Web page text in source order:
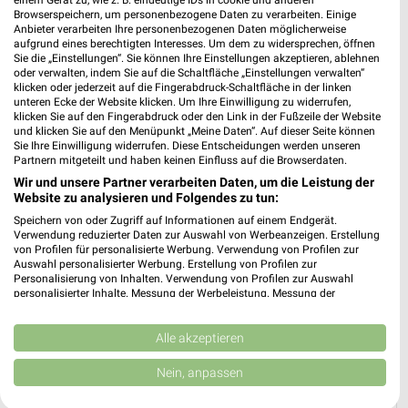
Lidl Prospekt für Burglengenfeld ab Mo.
den 03.08.
Gültig von 03. Aug. bis 08. Aug.
📅 Kalendereintrag erstellen
ANGEBOTE AB DONNERSTAG CLEVER SPAREN KINDERMODE &
Browserspeichern, um personenbezogene Daten zu verarbeiten. Einige
Anbieter verarbeiten Ihre personenbezogenen Daten möglicherweise
aufgrund eines berechtigten Interesses. Um dem zu widersprechen, öffnen
Sie die „Einstellungen“. Sie können Ihre Einstellungen akzeptieren, ablehnen
oder verwalten, indem Sie auf die Schaltfläche „Einstellungen verwalten“
klicken oder jederzeit auf die Fingerabdruck-Schaltfläche in der linken
unteren Ecke der Website klicken. Um Ihre Einwilligung zu widerrufen,
klicken Sie auf den Fingerabdruck oder den Link in der Fußzeile der Website
und klicken Sie auf den Menüpunkt „Meine Daten“. Auf dieser Seite können
Sie Ihre Einwilligung widerrufen. Diese Entscheidungen werden unseren
Partnern mitgeteilt und haben keinen Einfluss auf die Browserdaten.
Wir und unsere Partner verarbeiten Daten, um die Leistung der
Website zu analysieren und Folgendes zu tun:
Speichern von oder Zugriff auf Informationen auf einem Endgerät.
Verwendung reduzierter Daten zur Auswahl von Werbeanzeigen. Erstellung
von Profilen für personalisierte Werbung. Verwendung von Profilen zur
Auswahl personalisierter Werbung. Erstellung von Profilen zur
Personalisierung von Inhalten. Verwendung von Profilen zur Auswahl
personalisierter Inhalte. Messung der Werbeleistung. Messung der
Kombinationen von Daten aus verschiedenen Quellen. Entwicklung und
Verbesserung der Angebote. Verwendung reduzierter Daten zur Auswahl
von Inhalten.
Daten können außerhalb der Europäischen Union weitergegeben und in die
USA gesendet werden.
Alle akzeptieren
Nein, anpassen